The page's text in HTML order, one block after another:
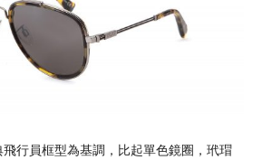
行員框型為基調，比起單色鏡圈，玳瑁